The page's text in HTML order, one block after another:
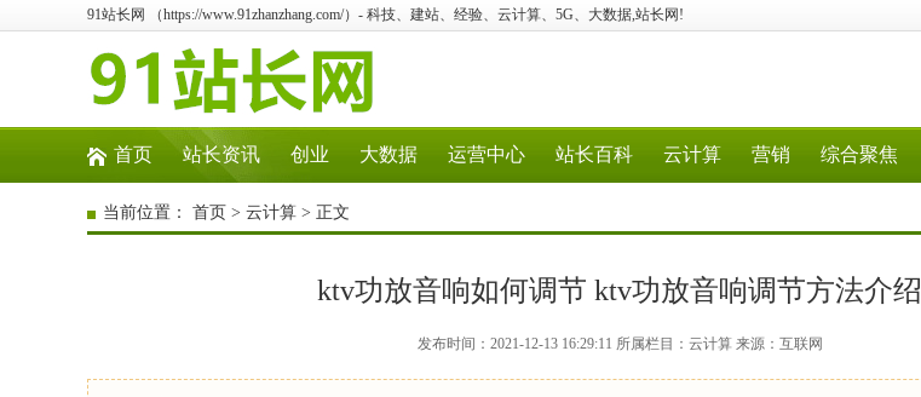
91站长网 （https://www.91zhanzhang.com/）- 科技、建站、经验、云计算、5G、大数据,站长网!
首页 站长资讯 创业 大数据 运营中心 站长百科 云计算 营销 综合聚焦
当前位置： 首页 > 云计算 > 正文
ktv功放音响如何调节 ktv功放音响调节方法介绍
发布时间：2021-12-13 16:29:11 所属栏目：云计算 来源：互联网